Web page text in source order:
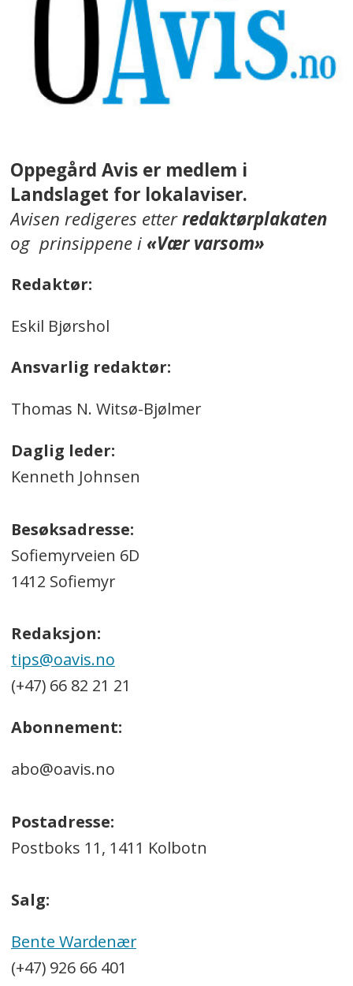
Oppegård Avis er medlem i
Landslaget for lokalaviser.
Avisen redigeres etterredaktørplakaten
og prinsippene i«Vær varsom»
Redaktør:
Eskil Bjørshol
Ansvarlig redaktør:
Thomas N. Witsø-Bjølmer
Daglig leder:
Kenneth Johnsen
Besøksadresse:
Sofiemyrveien 6D
1412 Sofiemyr
Redaksjon:
tips@oavis.no
(+47) 66 82 21 21
Abonnement:
abo@oavis.no
Postadresse:
Postboks 11, 1411 Kolbotn
Salg:
Bente Wardenær
(+47) 926 66 401